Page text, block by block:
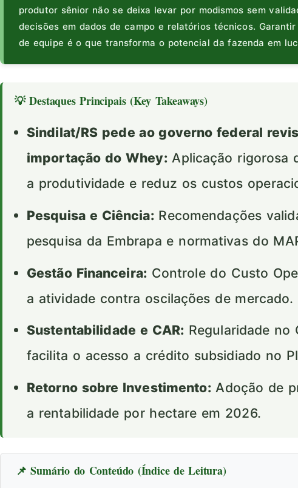
produtor sênior não se deixa levar por modismos sem
decisões em dados de campo e relatórios técnicos.
de equipe é o que transforma o potencial da fazenda em
💡 Destaques Principais (Key Takeaways)
Sindilat/RS pede ao governo federal
importação do Whey:Aplicação rigorosa
a produtividade e reduz os custos
Pesquisa e Ciência:Recomendações
pesquisa da Embrapa e normativas do
Gestão Financeira:Controle do Custo
a atividade contra oscilações de mercado.
Sustentabilidade e CAR: Regularidade no
facilita o acesso a crédito subsidiado no
Retorno sobre Investimento:Adoção de
a rentabilidade por hectare em 2026.
📌 Sumário do Conteúdo (Índice de Leitura)